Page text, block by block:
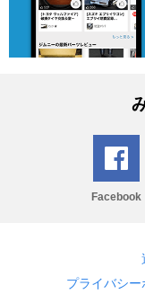
Facebook
プライバシー